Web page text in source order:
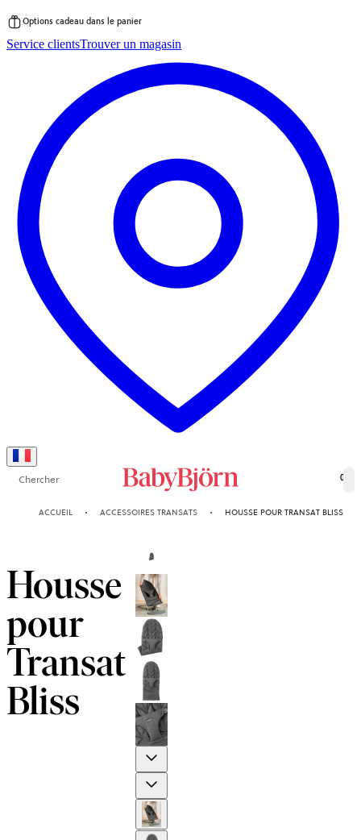
au
Options cadeau dans le panier
Service clientsTrouver un magasin
Chercher 0
ACCUEIL ACCESSOIRES TRANSATS HOUSSE POUR TRANSAT BLISS
Housse
pour
Transat
Bliss